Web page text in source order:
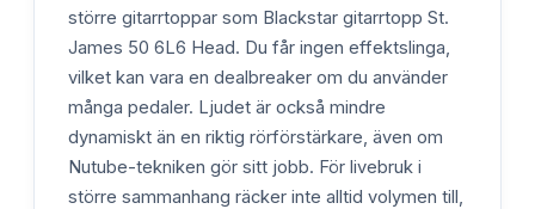
större gitarrtoppar som Blackstar gitarrtopp St.
James 50 6L6 Head. Du får ingen effektslinga,
vilket kan vara en dealbreaker om du använder
många pedaler. Ljudet är också mindre
dynamiskt än en riktig rörförstärkare, även om
Nutube-tekniken gör sitt jobb. För livebruk i
större sammanhang räcker inte alltid volymen till,